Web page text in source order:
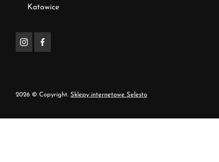
Katowice
2026 © Copyright. Sklepy internetowe Selesto